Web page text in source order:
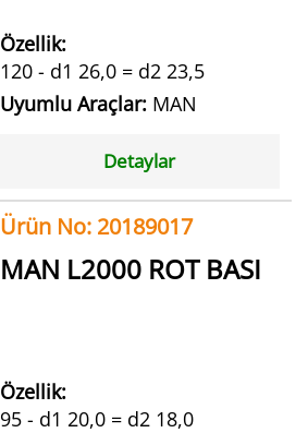
Özellik:
120 - d1 26,0 = d2 23,5
Uyumlu Araçlar: MAN
Detaylar
Ürün No: 20189017
MAN L2000 ROT BASI
Özellik:
95 - d1 20,0 = d2 18,0